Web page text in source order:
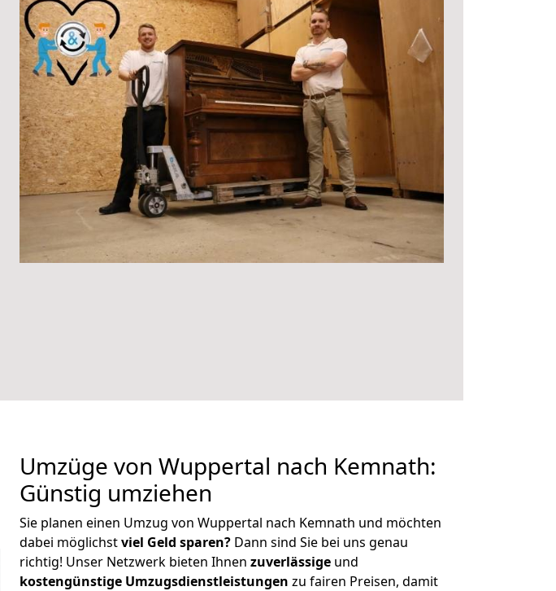
Umzüge von Wuppertal nach Kemnath:
Günstig umziehen
Sie planen einen Umzug von Wuppertal nach Kemnath und möchten
dabei möglichstviel Geld sparen? Dann sind Sie bei uns genau
richtig! Unser Netzwerk bieten Ihnen zuverlässige und
kostengünstige Umzugsdienstleistungen zu fairen Preisen, damit